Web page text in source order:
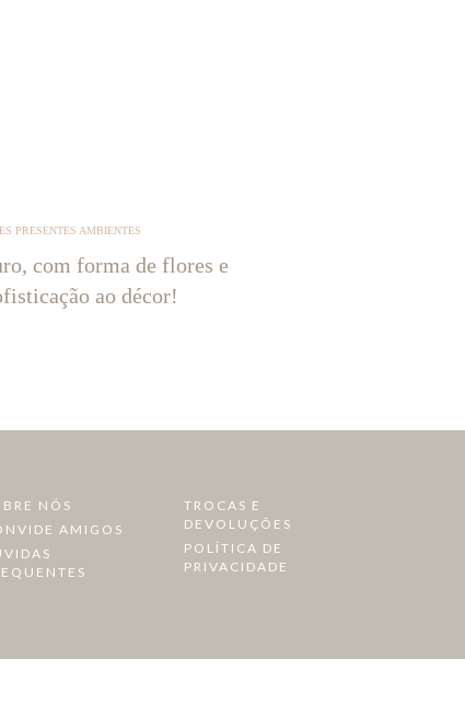
PRESENTES AMBIENTES
com forma de flores e
ao décor!
NÓS
AMIGOS
TROCAS E
DEVOLUÇÕES
POLÍTICA DE
PRIVACIDADE